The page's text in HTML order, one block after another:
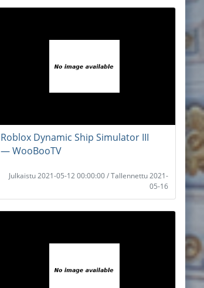
Roblox Dynamic Ship Simulator III
― WooBooTV
Julkaistu 2021-05-12 00:00:00 / Tallennettu 2021-
05-16